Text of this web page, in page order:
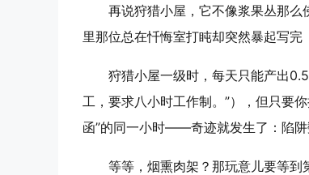
再说狩猎小屋，它不像浆果丛那
里那位总在忏悔室打盹却突然暴起写完
狩猎小屋一级时，每天只能产出
工，要求八小时工作制。”），但只要
函”的同一小时——奇迹就发生了：陷阱
等等，烟熏肉架？那玩意儿要等